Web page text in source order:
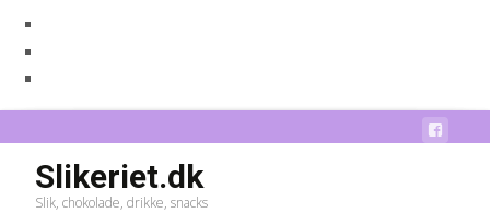
Slikeriet.dk
Slik, chokolade, drikke, snacks